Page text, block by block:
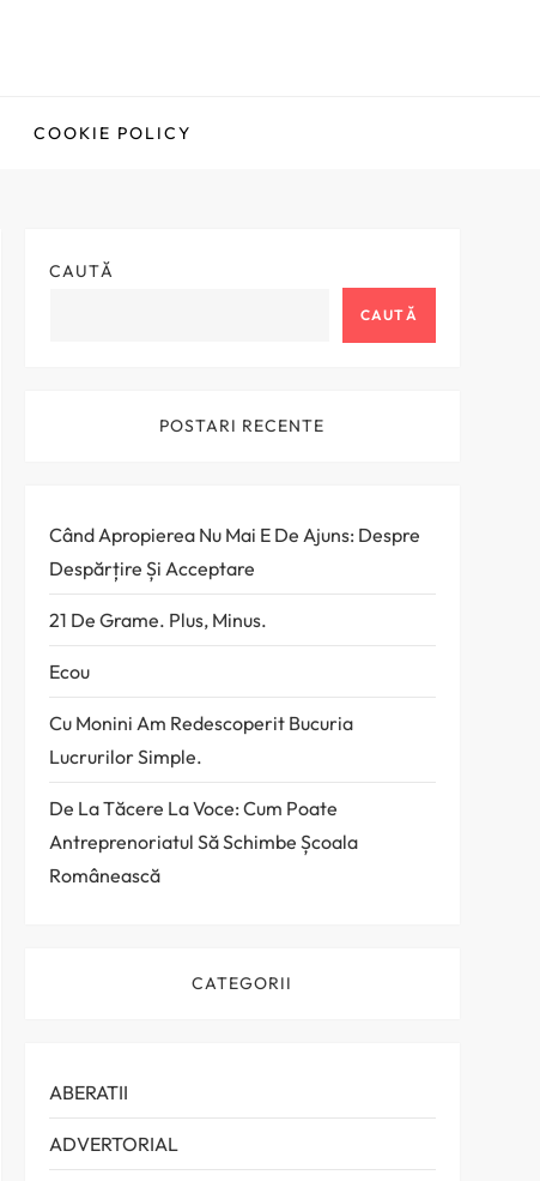
COOKIE POLICY
CAUTĂ
CAUTĂ
POSTARI RECENTE
Când Apropierea Nu Mai E De Ajuns: Despre
Despărțire Și Acceptare
21 De Grame. Plus, Minus.
Ecou
Cu Monini Am Redescoperit Bucuria
Lucrurilor Simple.
De La Tăcere La Voce: Cum Poate
Antreprenoriatul Să Schimbe Școala
Românească
CATEGORII
ABERATII
ADVERTORIAL